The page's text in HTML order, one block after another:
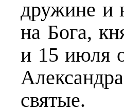
дружине и
на Бога,
и 15 июля
святые.